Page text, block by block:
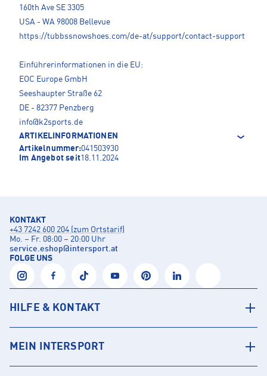
160th Ave SE 3305
USA - WA 98008 Bellevue
https://tubbssnowshoes.com/de-at/support/contact-support
Einführerinformationen in die EU:
EOC Europe GmbH
Seeshaupter Straße 62
DE - 82377 Penzberg
info@k2sports.de
ARTIKELINFORMATIONEN
Artikelnummer:041503930
Im Angebot seit18.11.2024
KONTAKT
+43 7242 600 204 (zum Ortstarif)
Mo. – Fr. 08:00 – 20:00 Uhr
service.eshop@intersport.at
FOLGE UNS
HILFE & KONTAKT
MEIN INTERSPORT